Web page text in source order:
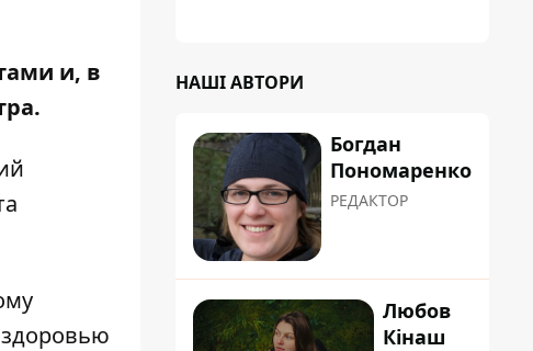
и, в
НАШІ АВТОРИ
Богдан
Пономаренко
РЕДАКТОР
Любов
Кінаш